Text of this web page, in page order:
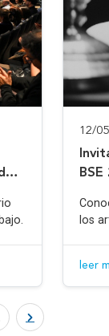
12/
los
leer